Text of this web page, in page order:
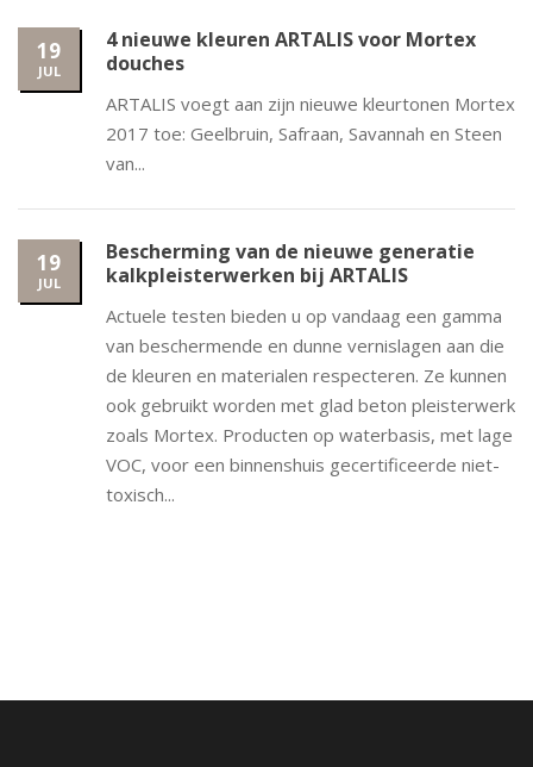
19
JUL
4 nieuwe kleuren ARTALIS voor Mortex
douches
ARTALIS voegt aan zijn nieuwe kleurtonen Mortex
2017 toe: Geelbruin, Safraan, Savannah en Steen
van...
19
JUL
Bescherming van de nieuwe generatie
kalkpleisterwerken bij ARTALIS
Actuele testen bieden u op vandaag een gamma
van beschermende en dunne vernislagen aan die
de kleuren en materialen respecteren. Ze kunnen
ook gebruikt worden met glad beton pleisterwerk
zoals Mortex. Producten op waterbasis, met lage
VOC, voor een binnenshuis gecertificeerde niet-
toxisch...